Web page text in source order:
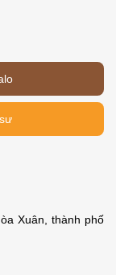
Xuân, thành phố